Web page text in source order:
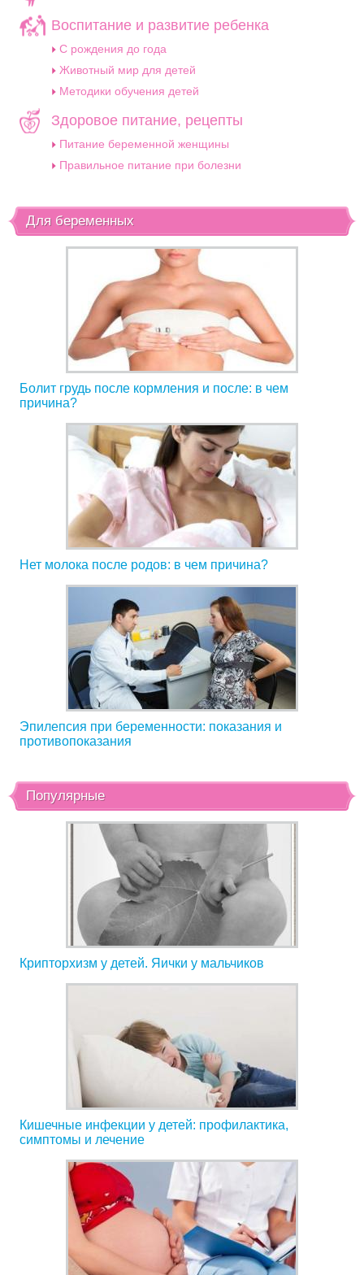
Воспитание и развитие ребенка
C рождения до года
Животный мир для детей
Методики обучения детей
Здоровое питание, рецепты
Питание беременной женщины
Правильное питание при болезни
Для беременных
Болит грудь после кормления и после: в чем
причина?
Нет молока после родов: в чем причина?
Эпилепсия при беременности: показания и
противопоказания
Популярные
Крипторхизм у детей. Яички у мальчиков
Кишечные инфекции у детей: профилактика,
симптомы и лечение